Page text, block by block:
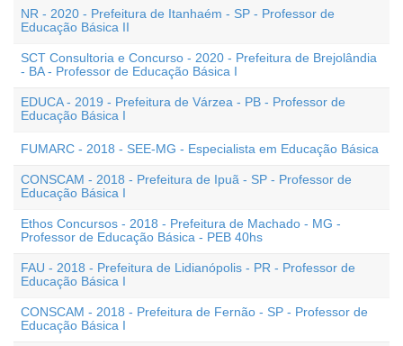
NR - 2020 - Prefeitura de Itanhaém - SP - Professor de
Educação Básica II
SCT Consultoria e Concurso - 2020 - Prefeitura de Brejolândia
- BA - Professor de Educação Básica I
EDUCA - 2019 - Prefeitura de Várzea - PB - Professor de
Educação Básica I
FUMARC - 2018 - SEE-MG - Especialista em Educação Básica
CONSCAM - 2018 - Prefeitura de Ipuã - SP - Professor de
Educação Básica I
Ethos Concursos - 2018 - Prefeitura de Machado - MG -
Professor de Educação Básica - PEB 40hs
FAU - 2018 - Prefeitura de Lidianópolis - PR - Professor de
Educação Básica I
CONSCAM - 2018 - Prefeitura de Fernão - SP - Professor de
Educação Básica I